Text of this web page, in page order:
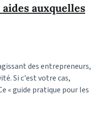
auxquelles
des entrepreneurs,
Si c'est votre cas,
« guide pratique pour les